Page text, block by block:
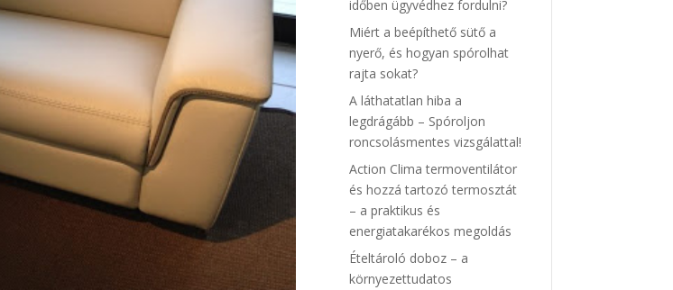
időben ügyvédhez fordulni?
Miért a beépíthető sütő a
nyerő, és hogyan spórolhat
rajta sokat?
A láthatatlan hiba a
legdrágább – Spóroljon
roncsolásmentes vizsgálattal!
Action Clima termoventilátor
és hozzá tartozó termosztát
– a praktikus és
energiatakarékos megoldás
Ételtároló doboz – a
környezettudatos